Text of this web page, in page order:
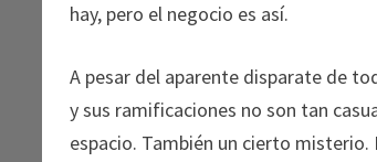
hay, pero el negocio es así.
A pesar del aparente disparate de
y sus ramificaciones no son tan
espacio. También un cierto